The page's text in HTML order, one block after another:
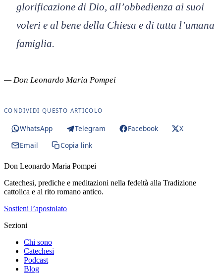
glorificazione di Dio, all’obbedienza ai suoi
voleri e al bene della Chiesa e di tutta l’umana
famiglia.
— Don Leonardo Maria Pompei
CONDIVIDI QUESTO ARTICOLO
WhatsApp Telegram Facebook
X
Email
Copia link
Don Leonardo Maria Pompei
Catechesi, prediche e meditazioni nella fedeltà alla Tradizione
cattolica e al rito romano antico.
Sostieni l’apostolato
Sezioni
Chi sono
Catechesi
Podcast
Blog